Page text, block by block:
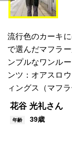
流行色のカーキ
で選んだマフラ
ンプルなワンル
ンツ：オアスロ
ィングス（マフ
花谷 光礼さん
年齢 39歳